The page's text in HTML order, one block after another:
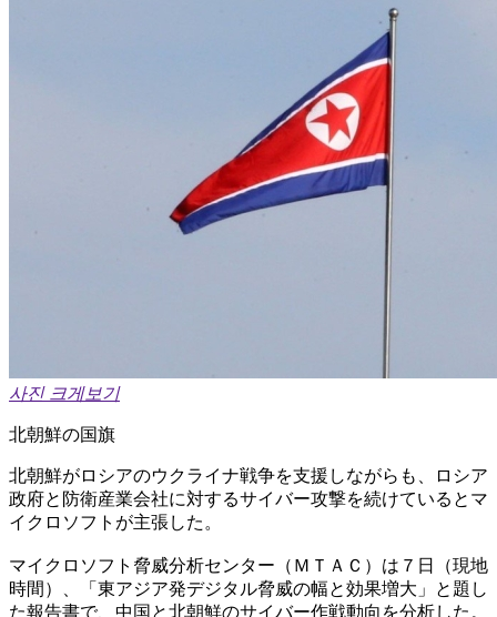
사진 크게보기
北朝鮮の国旗
北朝鮮がロシアのウクライナ戦争を支援しながらも、ロシア
政府と防衛産業会社に対するサイバー攻撃を続けているとマ
イクロソフトが主張した。
マイクロソフト脅威分析センター（ＭＴＡＣ）は７日（現地
時間）、「東アジア発デジタル脅威の幅と効果増大」と題し
た報告書で、中国と北朝鮮のサイバー作戦動向を分析した。